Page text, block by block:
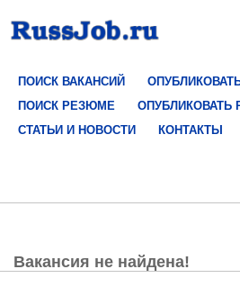
ПОИСК ВАКАНСИЙ
ПОИСК РЕЗЮМЕ
ОПУБЛИКОВАТЬ
СТАТЬИ И НОВОСТИ
КОНТАКТЫ
Вакансия не найдена!